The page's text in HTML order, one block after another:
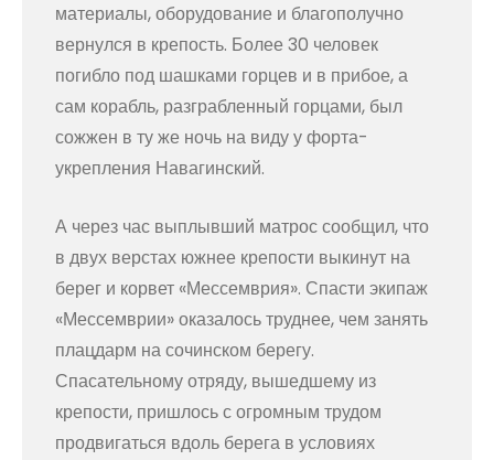
материалы, оборудование и благополучно
вернулся в крепость. Более 30 человек
погибло под шашками горцев и в прибое, а
сам корабль, разграбленный горцами, был
сожжен в ту же ночь на виду у форта-
укрепления Навагинский.
А через час выплывший матрос сообщил, что
в двух верстах южнее крепости выкинут на
берег и корвет «Мессемврия». Спасти экипаж
«Мессемврии» оказалось труднее, чем занять
плацдарм на сочинском берегу.
Спасательному отряду, вышедшему из
крепости, пришлось с огромным трудом
продвигаться вдоль берега в условиях